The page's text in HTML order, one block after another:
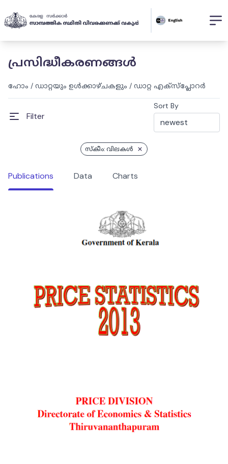
പ്രസിദ്ധീകരണങ്ങൾ
ഹോം / ഡാറ്റയും ഉൾക്കാഴ്ചകളും / ഡാറ്റ എക്സ്പ്ലോറർ
Filter
Sort By
സ്കീം: വിലകൾ
Publications Data Charts